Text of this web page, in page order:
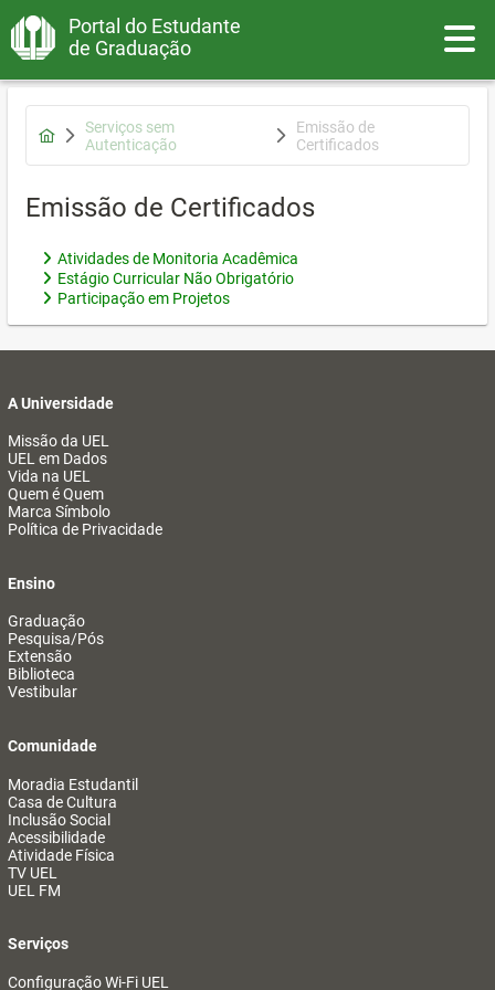
Portal do Estudante
de Graduação
Serviços sem
Autenticação
Emissão de
Certificados
Emissão de Certificados
Atividades de Monitoria Acadêmica
Estágio Curricular Não Obrigatório
Participação em Projetos
A Universidade
Missão da UEL
UEL em Dados
Vida na UEL
Quem é Quem
Marca Símbolo
Política de Privacidade
Ensino
Graduação
Pesquisa/Pós
Extensão
Biblioteca
Vestibular
Comunidade
Moradia Estudantil
Casa de Cultura
Inclusão Social
Acessibilidade
Atividade Física
TV UEL
UEL FM
Serviços
Configuração Wi-Fi UEL